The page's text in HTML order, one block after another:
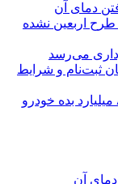
دمای آن
طرح اربعین نشده
می‌رسد
ثبت‌نام و شرایط
کاسبی خارج‌نشین‌ها با سهمیه اقامت / ۸ میلیارد بده خودرو